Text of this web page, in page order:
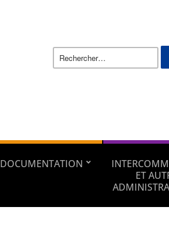
DOCUMENTATION
ET